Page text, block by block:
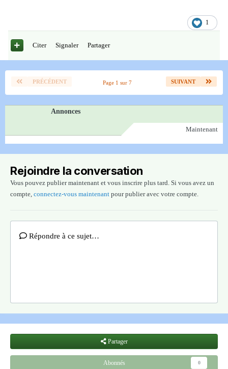
1
Citer Signaler Partager
PRÉCÉDENT SUIVANT
Page 1 sur 7
Annonces
Maintenant
Rejoindre la conversation
Vous pouvez publier maintenant et vous inscrire plus tard. Si vous avez un
compte, connectez-vous maintenant pour publier avec votre compte.
Répondre à ce sujet…
Partager
Abonnés 0